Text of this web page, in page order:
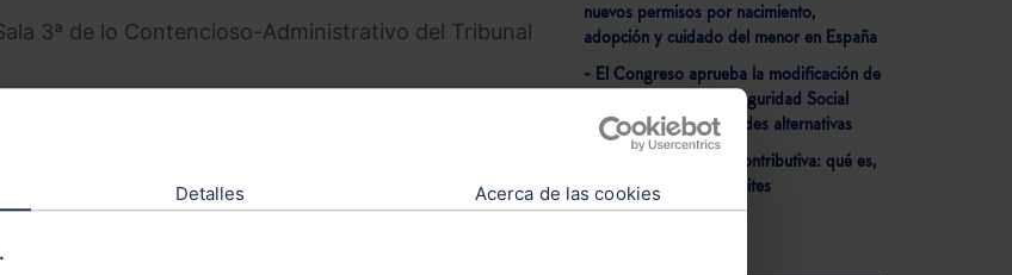
Detalles Acerca de las cookies
3ª de lo Contencioso-Administrativo del Tribunal
gerente de Urbanismo del Consorcio
General de Madrid.
nuevos permisos por nacimiento,
adopción y cuidado del menor en España
- El Congreso aprueba la modificación de
la Ley General de la Seguridad Social
relativa a las mutualidades alternativas
- Jubilación ordinaria contributiva: qué es,
requisitos, cuantía y límites